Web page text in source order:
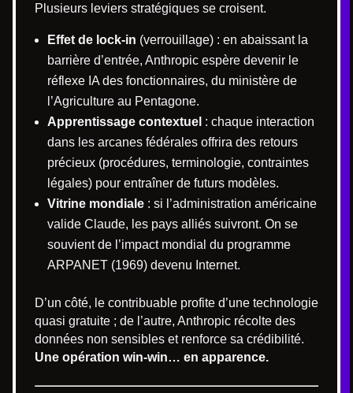
Plusieurs leviers stratégiques se croisent.
Effet de lock-in (verrouillage) : en abaissant la
barrière d’entrée, Anthropic espère devenir le
réflexe IA des fonctionnaires, du ministère de
l’Agriculture au Pentagone.
Apprentissage contextuel : chaque interaction
dans les arcanes fédérales offrira des retours
précieux (procédures, terminologie, contraintes
légales) pour entraîner de futurs modèles.
Vitrine mondiale : si l’administration américaine
valide Claude, les pays alliés suivront. On se
souvient de l’impact mondial du programme
ARPANET (1969) devenu Internet.
D’un côté, le contribuable profite d’une technologie
quasi gratuite ; de l’autre, Anthropic récolte des
données non sensibles et renforce sa crédibilité.
Une opération win-win… en apparence.